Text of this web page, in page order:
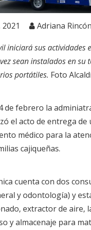
Adriana Rincón
iniciará sus actividades
sean instalados en su
portátiles. Foto
de febrero la
el acto de entrega
médico para la
cajiqueñas.
cuenta con dos
y odontología) y
extractor de aire,
y almacenaje para